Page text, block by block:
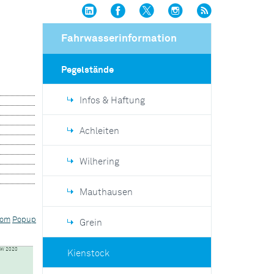
Fahrwasserinformation
Pegelstände
Infos & Haftung
Achleiten
Wilhering
Mauthausen
Grein
Kienstock